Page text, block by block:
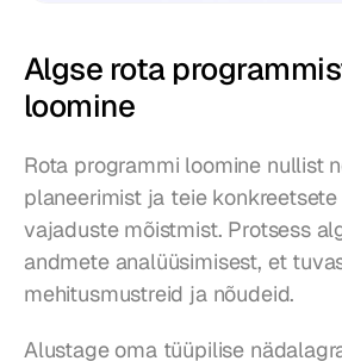
Algse rota
loomine
Rota programmi loomine nullist
planeerimist ja teie
vajaduste mõistmist. Protsess
andmete analüüsimisest, et
mehitusmustreid ja nõudeid.
Alustage oma tüüpilise